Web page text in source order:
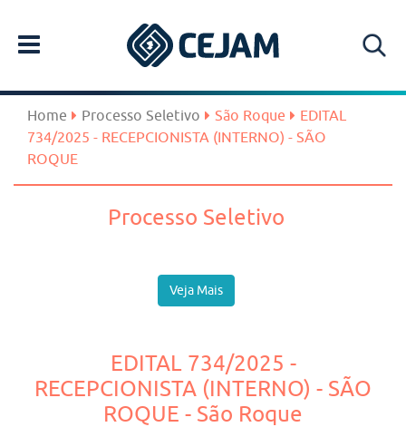
Home Processo Seletivo São Roque
EDITAL
734/2025 - RECEPCIONISTA (INTERNO) - SÃO
ROQUE
Processo Seletivo
Veja Mais
EDITAL 734/2025 -
RECEPCIONISTA (INTERNO) - SÃO
ROQUE - São Roque